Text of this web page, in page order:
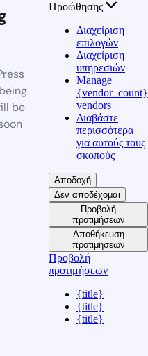
be
Προώθησης
Διαχείριση
επιλογών
Διαχείριση
υπηρεσιών
Manage
{vendor_count}
vendors
Διαβάστε
περισσότερα
για αυτούς τους
σκοπούς
Αποδοχή
Δεν αποδέχομαι
Προβολή
προτιμήσεων
Αποθήκευση
προτιμήσεων
Προβολή
προτιμήσεων
{title}
{title}
{title}